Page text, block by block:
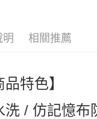
明 相關推薦
特色】
洗 / 仿記憶布